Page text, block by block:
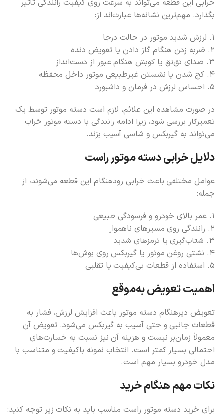
خرابی این قطعه می‌تواند به سرعت روی کیفیت رانندگی تأثیر
بگذارد. مهم‌ترین نشانه‌ها عبارت‌اند از:
۱. لرزش شدید موتور در حالت درجا
۲. ضربه زدن هنگام گاز دادن یا تعویض دنده
۳. صدای تق‌تق یا کوبش هنگام عبور از دست‌انداز
۴. کج شدن یا نشستن غیرطبیعی موتور داخل محفظه
۵. احساس لرزش در فرمان و داشبورد
در صورت مشاهده این علائم، لازم است دسته موتور توسط یک
تعمیرکار بررسی شود، زیرا ادامه رانندگی با دسته موتور خراب
می‌تواند به گیربکس و شاسی آسیب بزند.
دلایل خرابی دسته موتور راست
عوامل مختلفی باعث خرابی زودهنگام این قطعه می‌شوند، از
جمله:
۱. عمر بالای خودرو و فرسودگی طبیعی
۲. رانندگی روی مسیرهای ناهموار
۳. شتاب‌گیری یا ترمزهای شدید
۴. نشتی روغن موتور یا گیربکس روی بوش‌ها
۵. استفاده از قطعات بی‌کیفیت یا تقلبی
اهمیت تعویض به‌موقع
تعویض دیرهنگام دسته موتور باعث افزایش لرزش، فشار به
قطعات جانبی و حتی آسیب به گیربکس می‌شود. تعویض آن
معمولاً زمان‌بر نیست و هزینه آن نیز نسبت به خسارت‌های
احتمالی بسیار کمتر است. انتخاب نمونه باکیفیت و متناسب با
مدل خودرو بسیار مهم است.
نکات مهم هنگام خرید
برای خرید دسته موتور راست مناسب باید به نکات زیر توجه کنید: